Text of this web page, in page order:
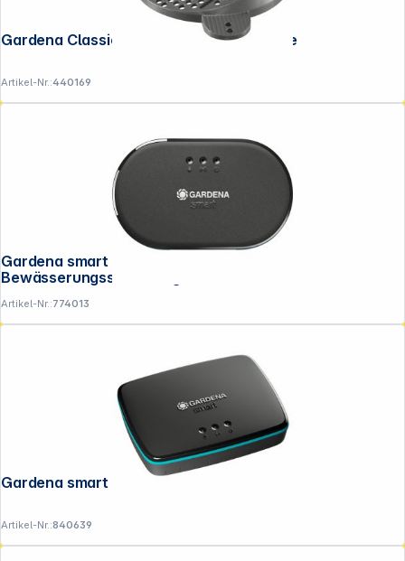
Gardena Classic 6-Flächenregner Boogie
Artikel-Nr.:440169
Gardena smart Irrigation Control
Bewässerungssteuerung
Artikel-Nr.:774013
Gardena smart Gateway
Artikel-Nr.:840639